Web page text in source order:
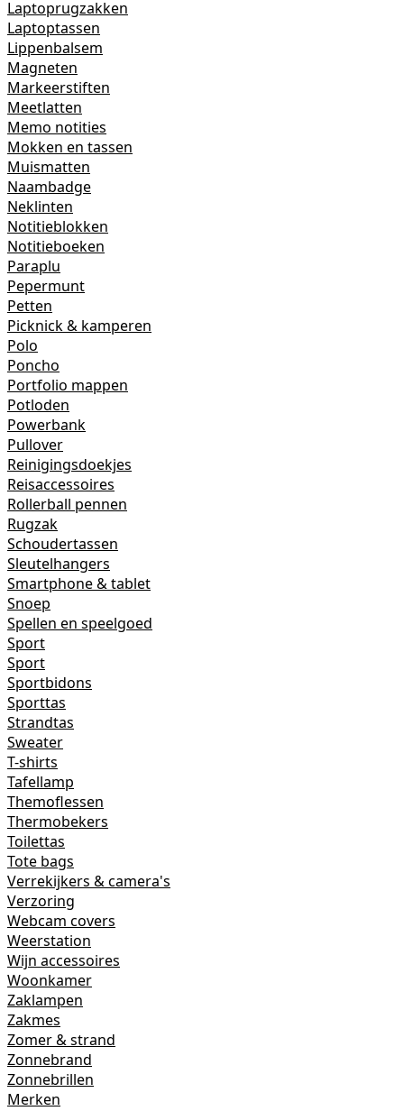
Laptoprugzakken
Laptoptassen
Lippenbalsem
Magneten
Markeerstiften
Meetlatten
Memo notities
Mokken en tassen
Muismatten
Naambadge
Neklinten
Notitieblokken
Notitieboeken
Paraplu
Pepermunt
Petten
Picknick & kamperen
Polo
Poncho
Portfolio mappen
Potloden
Powerbank
Pullover
Reinigingsdoekjes
Reisaccessoires
Rollerball pennen
Rugzak
Schoudertassen
Sleutelhangers
Smartphone & tablet
Snoep
Spellen en speelgoed
Sport
Sport
Sportbidons
Sporttas
Strandtas
Sweater
T-shirts
Tafellamp
Themoflessen
Thermobekers
Toilettas
Tote bags
Verrekijkers & camera's
Verzoring
Webcam covers
Weerstation
Wijn accessoires
Woonkamer
Zaklampen
Zakmes
Zomer & strand
Zonnebrand
Zonnebrillen
Merken